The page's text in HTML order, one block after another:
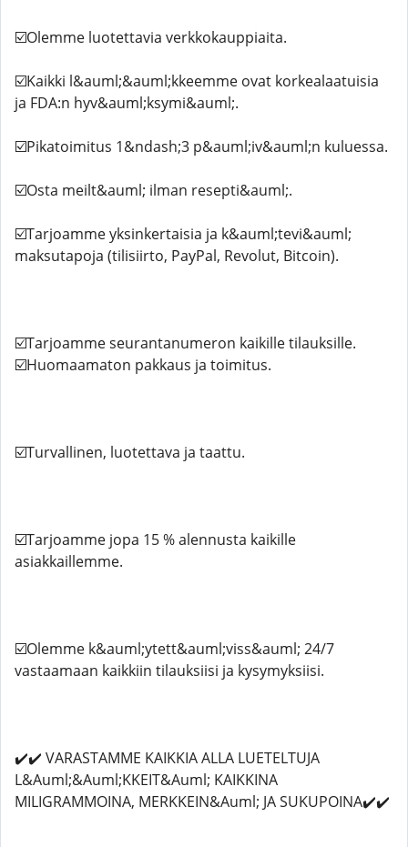
☑️Olemme luotettavia verkkokauppiaita.
☑️Kaikki l&auml;&auml;kkeemme ovat korkealaatuisia
ja FDA:n hyv&auml;ksymi&auml;.
☑️Pikatoimitus 1&ndash;3 p&auml;iv&auml;n kuluessa.
☑️Osta meilt&auml; ilman resepti&auml;.
☑️Tarjoamme yksinkertaisia ​​ja k&auml;tevi&auml;
maksutapoja (tilisiirto, PayPal, Revolut, Bitcoin).
☑️Tarjoamme seurantanumeron kaikille tilauksille.
☑️Huomaamaton pakkaus ja toimitus.
☑️Turvallinen, luotettava ja taattu.
☑️Tarjoamme jopa 15 % alennusta kaikille
asiakkaillemme.
☑️Olemme k&auml;ytett&auml;viss&auml; 24/7
vastaamaan kaikkiin tilauksiisi ja kysymyksiisi.
✔️✔️ VARASTAMME KAIKKIA ALLA LUETELTUJA
L&Auml;&Auml;KKEIT&Auml; KAIKKINA
MILIGRAMMOINA, MERKKEIN&Auml; JA SUKUPOINA✔️✔️